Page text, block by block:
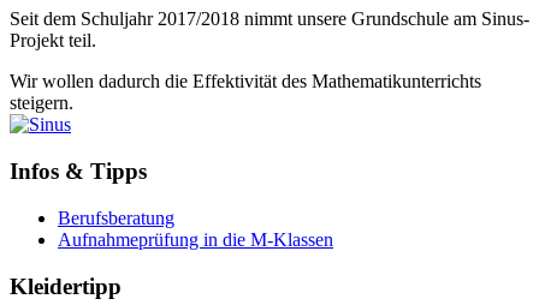
Seit dem Schuljahr 2017/2018 nimmt unsere Grundschule am Sinus-
Projekt teil.
Wir wollen dadurch die Effektivität des Mathematikunterrichts
steigern.
Infos & Tipps
Berufsberatung
Aufnahmeprüfung in die M-Klassen
Kleidertipp